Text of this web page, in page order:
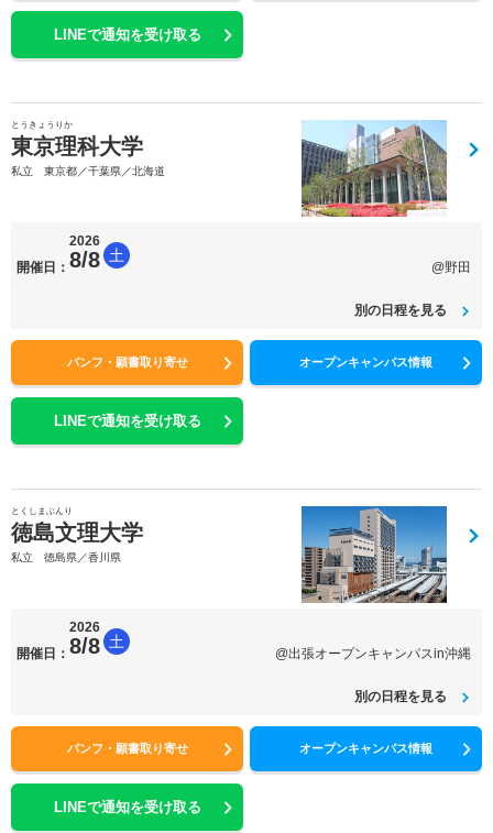
LINEで通知を受け取る
とうきょうりか
東京理科大学
私立 東京都／千葉県／北海道
開催日：
2026
8/8 土
@野田
別の日程を見る
パンフ・願書取り寄せ オープンキャンパス情報
LINEで通知を受け取る
とくしまぶんり
徳島文理大学
私立 徳島県／香川県
開催日：
2026
8/8 土
@出張オープンキャンパスin沖縄
別の日程を見る
パンフ・願書取り寄せ オープンキャンパス情報
LINEで通知を受け取る